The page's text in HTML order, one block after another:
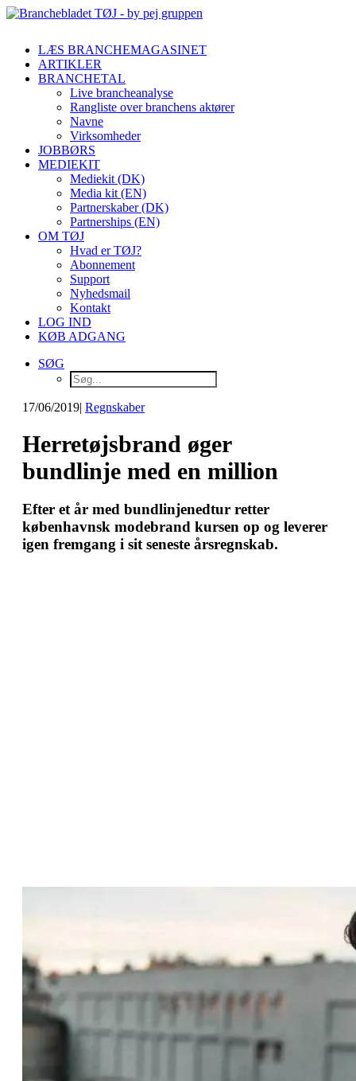
LÆS BRANCHEMAGASINET
ARTIKLER
BRANCHETAL
Live brancheanalyse
Rangliste over branchens aktører
Navne
Virksomheder
JOBBØRS
MEDIEKIT
Mediekit (DK)
Media kit (EN)
Partnerskaber (DK)
Partnerships (EN)
OM TØJ
Hvad er TØJ?
Abonnement
Support
Nyhedsmail
Kontakt
LOG IND
KØB ADGANG
SØG
17/06/2019| Regnskaber
Herretøjsbrand øger
bundlinje med en million
Efter et år med bundlinjenedtur retter
københavnsk modebrand kursen op og leverer
igen fremgang i sit seneste årsregnskab.